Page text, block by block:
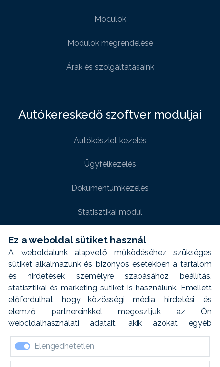
Ez a weboldal sütiket használ
A weboldalunk alapvető működéséhez szükséges
sütiket alkalmazunk és bizonyos esetekben a tartalom
és hirdetések személyre szabásához beállítás,
statisztikai és marketing sütiket is használunk. Emellett
előfordulhat, hogy közösségi média, hirdetési, és
elemző partnereinkkel megosztjuk az Ön
weboldalhasználati adatait, akik azokat egyéb
forrásokból gyűjtött adatokkal kombinálhatják. A sütik
elfogadásával kapcsolatosan naplózást végzünk és
ezen adatokat 6 hónap után automatikusan töröljük. A
Elengedhetetlen
Modulok
Modulok megrendelése
Árak és szolgáltatásaink
Autókereskedő szoftver moduljai
Autókészlet kezelés
Ügyfélkezelés
Dokumentumkezelés
Statisztikai modul
Weboldal modul
Fényképtár extra modul
Autómosó modul
Feladatütemezés